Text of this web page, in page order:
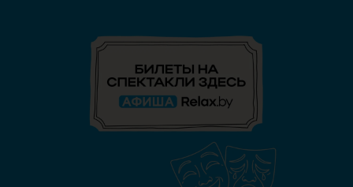
ЭФФЕКТИВНАЯ РЕКЛАМА НА САЙТЕ